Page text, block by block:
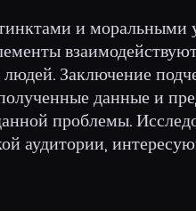
и моральными
Заключение
данные и
проблемы.
аудитории,